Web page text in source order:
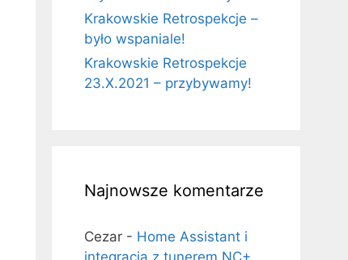
Krakowskie Retrospekcje –
było wspaniale!
Krakowskie Retrospekcje
23.X.2021 – przybywamy!
Najnowsze komentarze
Cezar - Home Assistant i
integracja z tunerem NC+